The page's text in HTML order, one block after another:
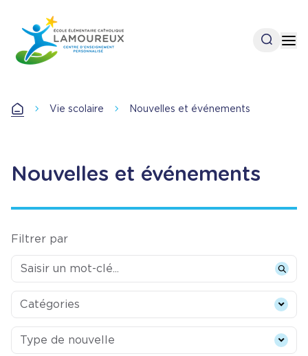
contenu
principal
Open
Accueil Vie scolaire Nouvelles et événements
Nouvelles et événements
Filtrer par
Categories
Catégories
Type de nouvelle
Type de nouvelle